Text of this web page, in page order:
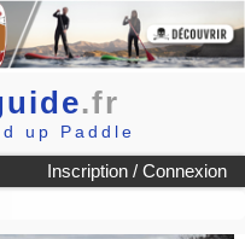
.fr
up Paddle
Inscription / Connexion